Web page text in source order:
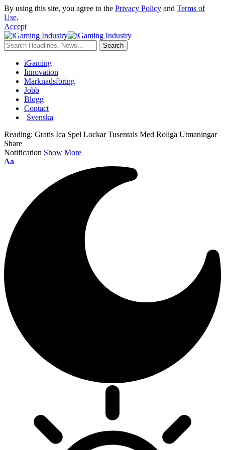
By using this site, you agree to the Privacy Policy and Terms of
Use.
Accept
iGaming
Innovation
Marknadsföring
Jobb
Blogg
Contact
Svenska
Reading: Gratis Ica Spel Lockar Tusentals Med Roliga Utmaningar
Share
Notification Show More
Aa